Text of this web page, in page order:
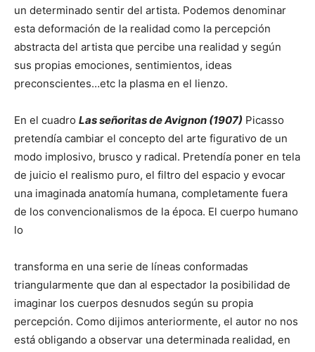
un determinado sentir del artista. Podemos denominar
esta deformación de la realidad como la percepción
abstracta del artista que percibe una realidad y según
sus propias emociones, sentimientos, ideas
preconscientes…etc la plasma en el lienzo.
En el cuadro Las señoritas de Avignon (1907) Picasso
pretendía cambiar el concepto del arte figurativo de un
modo implosivo, brusco y radical. Pretendía poner en tela
de juicio el realismo puro, el filtro del espacio y evocar
una imaginada anatomía humana, completamente fuera
de los convencionalismos de la época. El cuerpo humano
lo
transforma en una serie de líneas conformadas
triangularmente que dan al espectador la posibilidad de
imaginar los cuerpos desnudos según su propia
percepción. Como dijimos anteriormente, el autor no nos
está obligando a observar una determinada realidad, en